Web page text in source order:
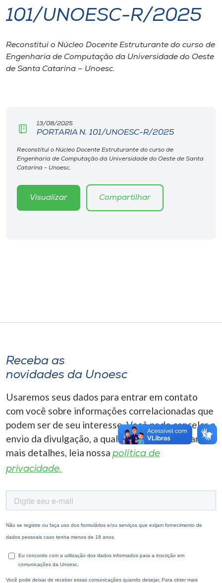
I.nova
Diplomados
Editora
Rádio
o idioma
A-
101/UNOESC-R/2025
Reconstitui o Núcleo Docente Estruturante do curso de
Engenharia de Computação da Universidade do Oeste
de Santa Catarina – Unoesc.
13/08/2025
PORTARIA N. 101/UNOESC-R/2025
Reconstitui o Núcleo Docente Estruturante do curso de
Engenharia de Computação da Universidade do Oeste de Santa
Catarina - Unoesc.
Visualizar Compartilhar
Receba as
novidades da Unoesc
Usaremos seus dados para entrar em contato
com você sobre informações correlacionadas que
podem ser de seu interesse. Você pode cancelar o
envio da divulgação, a qualquer momento. Para
mais detalhes, leia nossa política de
privacidade.